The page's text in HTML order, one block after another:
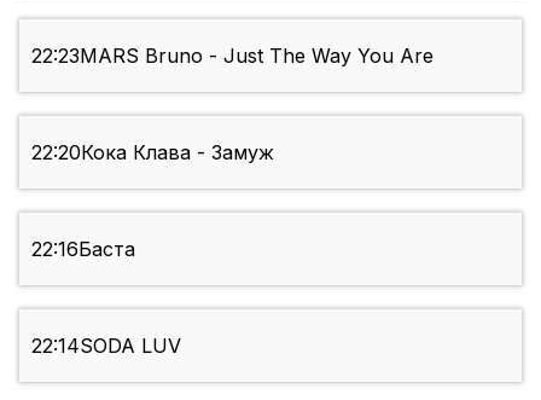
22:23MARS Bruno - Just The Way You Are
22:20Кока Клава - Замуж
22:16Баста
22:14SODA LUV